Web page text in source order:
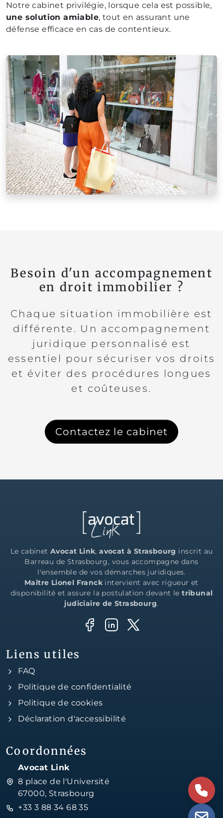
Notre cabinet privilégie, lorsque cela est possible,
une solution amiable, tout en assurant une
défense efficace en cas de contentieux.
Besoin d'un accompagnement
en droit immobilier ?
Chaque situation immobilière est
différente. Un accompagnement
juridique personnalisé est
essentiel pour sécuriser vos droits
et éviter des procédures longues
et coûteuses.
Contactez le cabinet
Le cabinetAvocat Link,avocat à Strasbourg inscrit au
Barreau de Strasbourg, vous accompagne dans
l'ensemble de vos démarches juridiques.
Maître Lionel Franck intervient avec rigueur et
disponibilité et assure la postulation devant letribunal
judiciaire de Strasbourg.
Liens utiles
FAQ
Politique de confidentialité
Politique de cookies
Déclaration d'accessibilité
Coordonnées
Avocat Link
8 place de l'Université
67000, Strasbourg
+33 3 88 34 68 35